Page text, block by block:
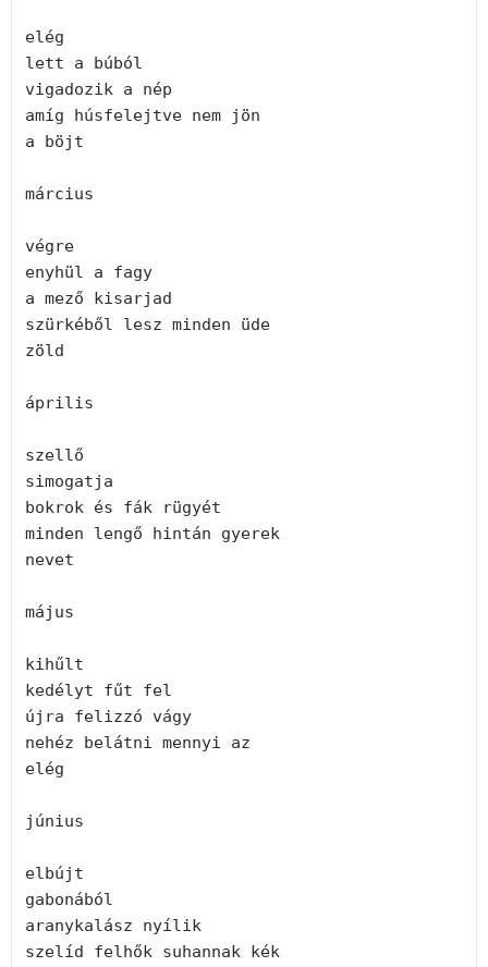
elég
lett a búból
vigadozik a nép
amíg húsfelejtve nem jön
a böjt
március
végre
enyhül a fagy
a mező kisarjad
szürkéből lesz minden üde
zöld
április
szellő
simogatja
bokrok és fák rügyét
minden lengő hintán gyerek
nevet
május
kihűlt
kedélyt fűt fel
újra felizzó vágy
nehéz belátni mennyi az
elég
június
elbújt
gabonából
aranykalász nyílik
szelíd felhők suhannak kék